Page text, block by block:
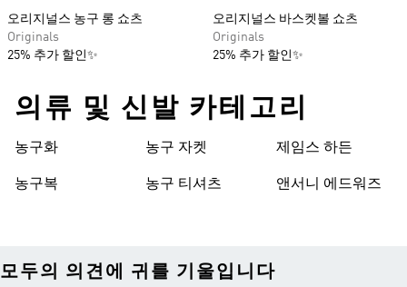
오리지널스 농구 롱 쇼츠
Originals
25% 추가 할인✨
오리지널스 바스켓볼 쇼츠
Originals
25% 추가 할인✨
의류 및 신발 카테고리
농구화
농구복
농구 자켓
농구 티셔츠
제임스 하든
앤서니 에드워즈
모두의 의견에 귀를 기울입니다